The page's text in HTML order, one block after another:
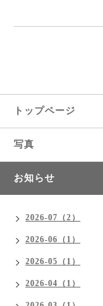
トップページ
写真
お知らせ
2026-07（2）
2026-06（1）
2026-05（1）
2026-04（1）